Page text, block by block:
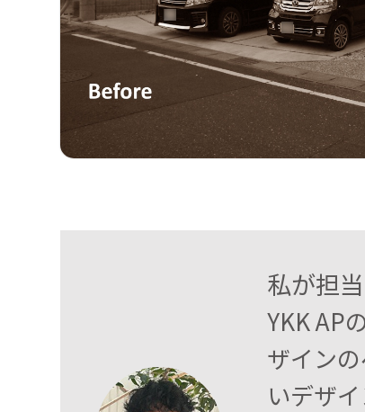
私が担
YKK AP
ザイン
いデザ